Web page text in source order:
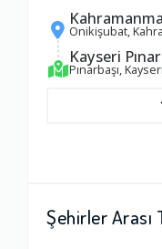
Onikişubat,
Kayseri
Pınarbaşı,
Şehirler Arası